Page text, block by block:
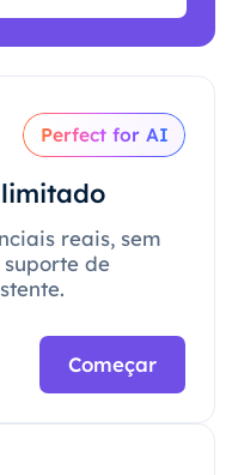
Perfect for AI
reais, sem
de
Começar